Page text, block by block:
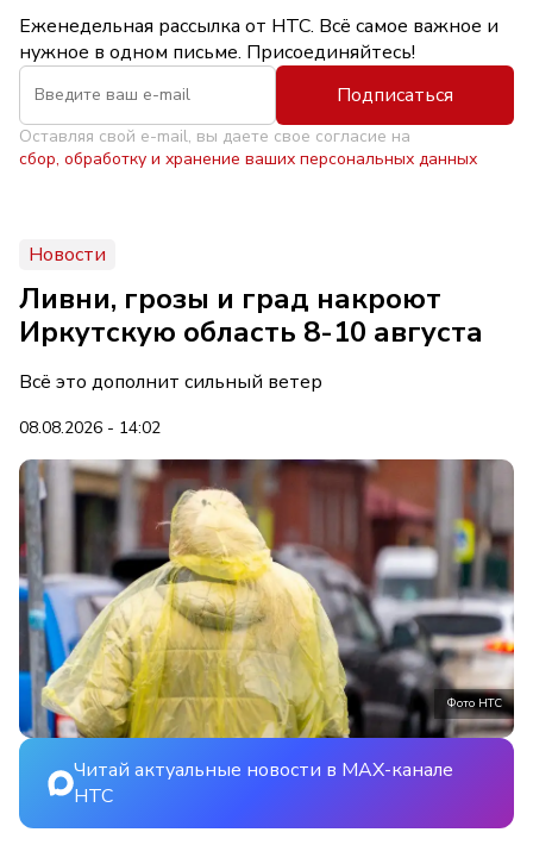
Еженедельная рассылка от НТС. Всё самое важное и
нужное в одном письме. Присоединяйтесь!
Подписаться
Оставляя свой e-mail, вы даете свое согласие на
сбор, обработку и хранение ваших персональных данных
Новости
Ливни, грозы и град накроют
Иркутскую область 8-10 августа
Всё это дополнит сильный ветер
08.08.2026 - 14:02
Фото НТС
Читай актуальные новости в MAX-канале
НТС